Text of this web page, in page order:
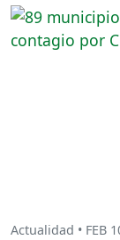
Actualidad • FEB